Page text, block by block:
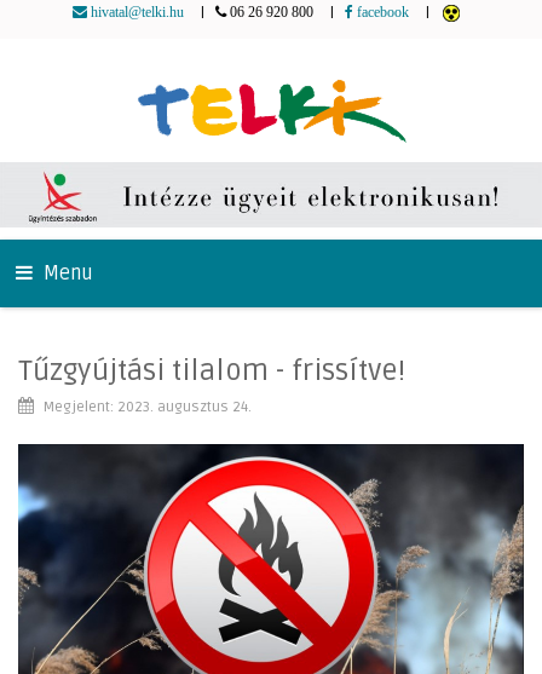
hivatal@telki.hu 06 26 920 800 facebook
Menu
Tűzgyújtási tilalom - frissítve!
Megjelent: 2023. augusztus 24.